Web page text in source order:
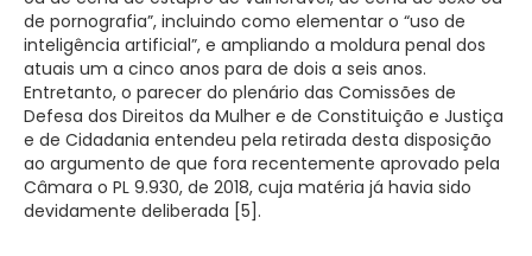
de pornografia”, incluindo como elementar o “uso de
inteligência artificial”, e ampliando a moldura penal dos
atuais um a cinco anos para de dois a seis anos.
Entretanto, o parecer do plenário das Comissões de
Defesa dos Direitos da Mulher e de Constituição e Justiça
e de Cidadania entendeu pela retirada desta disposição
ao argumento de que fora recentemente aprovado pela
Câmara o PL 9.930, de 2018, cuja matéria já havia sido
devidamente deliberada [5].